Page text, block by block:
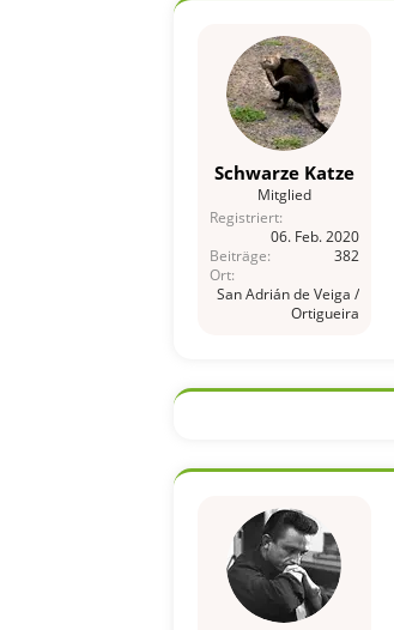
Schwarze Katze
Mitglied
Registriert
06. Feb. 2020
Beiträge
382
Ort
San Adrián de Veiga /
Ortigueira